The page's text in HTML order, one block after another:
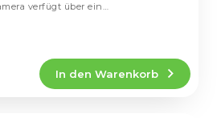
In den Warenkorb
verfügt über ein